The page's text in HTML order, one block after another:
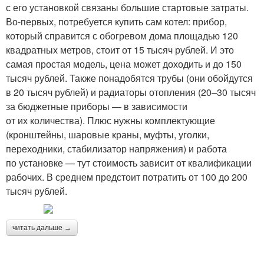
с его установкой связаны большие стартовые затраты.
Во-первых, потребуется купить сам котел: прибор,
который справится с обогревом дома площадью 120
квадратных метров, стоит от 15 тысяч рублей. И это
самая простая модель, цена может доходить и до 150
тысяч рублей. Также понадобятся трубы (они обойдутся
в 20 тысяч рублей) и радиаторы отопления (20–30 тысяч
за бюджетные приборы — в зависимости
от их количества). Плюс нужны комплектующие
(кронштейны, шаровые краны, муфты, уголки,
переходники, стабилизатор напряжения) и работа
по установке — тут стоимость зависит от квалификации
рабочих. В среднем предстоит потратить от 100 до 200
тысяч рублей.
читать дальше →